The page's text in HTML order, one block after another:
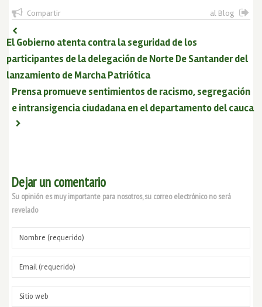
Compartir al Blog
El Gobierno atenta contra la seguridad de los
participantes de la delegación de Norte De Santander del
lanzamiento de Marcha Patriótica
Prensa promueve sentimientos de racismo, segregación
e intransigencia ciudadana en el departamento del cauca
Dejar un comentario
Su opinión es muy importante para nosotros, su correo electrónico no será
revelado